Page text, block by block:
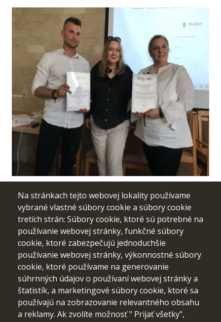
Na stránkach tejto webovej lokality používame
vybrané vlastné súbory cookie a súbory cookie
tretích strán: Súbory cookie, ktoré sú potrebné na
používanie webovej stránky, funkčné súbory
cookie, ktoré zabezpečujú jednoduchšie
používanie webovej stránky, výkonnostné súbory
cookie, ktoré používame na generovanie
súhrnných údajov o používaní webovej stránky a
štatistík, a marketingové súbory cookie, ktoré sa
používajú na zobrazovanie relevantného obsahu
a reklamy. Ak zvolíte možnosť " Prijať všetky",